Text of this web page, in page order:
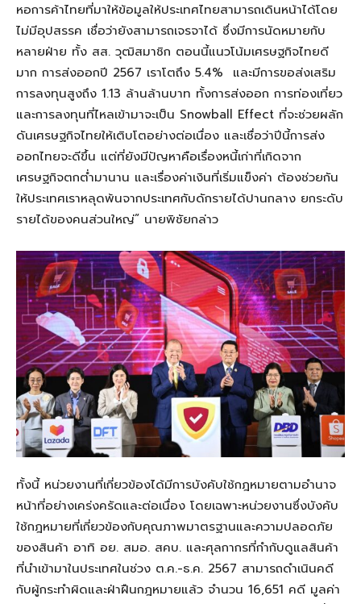
หอการค้าไทยที่มาให้ข้อมูลให้ประเทศไทยสามารถเดินหน้าได้โดย
ไม่มีอุปสรรค เชื่อว่ายังสามารถเจรจาได้ ซึ่งมีการนัดหมายกับ
หลายฝ่าย ทั้ง สส. วุฒิสมาชิก ตอนนี้แนวโน้มเศรษฐกิจไทยดี
มาก การส่งออกปี 2567 เราโตถึง 5.4% และมีการขอส่งเสริม
การลงทุนสูงถึง 1.13 ล้านล้านบาท ทั้งการส่งออก การท่องเที่ยว
และการลงทุนที่ไหลเข้ามาจะเป็น Snowball Effect ที่จะช่วยผลัก
ดันเศรษฐกิจไทยให้เติบโตอย่างต่อเนื่อง และเชื่อว่าปีนี้การส่ง
ออกไทยจะดีขึ้น แต่ที่ยังมีปัญหาคือเรื่องหนี้เก่าที่เกิดจาก
เศรษฐกิจตกต่ำมานาน และเรื่องค่าเงินที่เริ่มแข็งค่า ต้องช่วยกัน
ให้ประเทศเราหลุดพ้นจากประเทศกับดักรายได้ปานกลาง ยกระดับ
รายได้ของคนส่วนใหญ่” นายพิชัยกล่าว
ทั้งนี้ หน่วยงานที่เกี่ยวข้องได้มีการบังคับใช้กฎหมายตามอำนาจ
หน้าที่อย่างเคร่งครัดและต่อเนื่อง โดยเฉพาะหน่วยงานซึ่งบังคับ
ใช้กฎหมายที่เกี่ยวข้องกับคุณภาพมาตรฐานและความปลอดภัย
ของสินค้า อาทิ อย. สมอ. สคบ. และศุลกากรที่กำกับดูแลสินค้า
ที่นำเข้ามาในประเทศในช่วง ต.ค.-ธ.ค. 2567 สามารถดำเนินคดี
กับผู้กระทำผิดและฝ่าฝืนกฎหมายแล้ว จำนวน 16,651 คดี มูลค่า